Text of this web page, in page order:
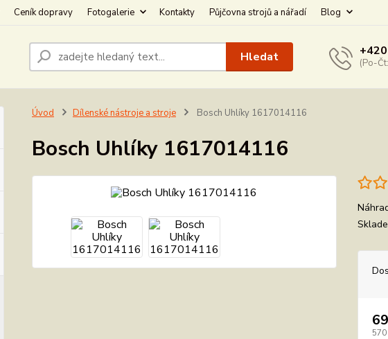
Ceník dopravy Fotogalerie Kontakty Půjčovna strojů a nářadí Blog
Hledat (Po-
Úvod Dílenské nástroje a stroje Bosch Uhlíky 1617014116
Bosch Uhlíky 1617014116
570